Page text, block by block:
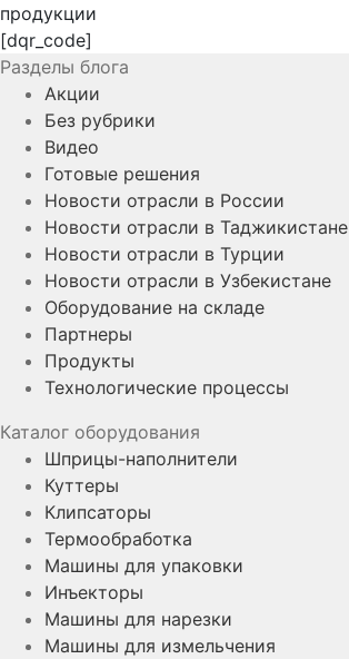
продукции
[dqr_code]
Разделы блога
Акции
Без рубрики
Видео
Готовые решения
Новости отрасли в России
Новости отрасли в Таджикистане
Новости отрасли в Турции
Новости отрасли в Узбекистане
Оборудование на складе
Партнеры
Продукты
Технологические процессы
Каталог оборудования
Шприцы-наполнители
Куттеры
Клипсаторы
Термообработка
Машины для упаковки
Инъекторы
Машины для нарезки
Машины для измельчения